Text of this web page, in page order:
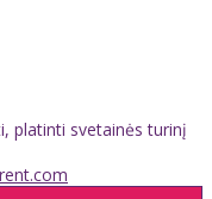
platinti svetainės turinį